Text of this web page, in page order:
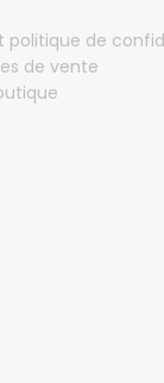
politique de
de vente